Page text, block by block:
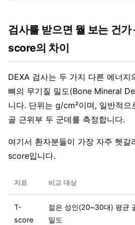
검사를 받으면 뭘 보는 건
score의 차이
DEXA 검사는 두 가지 다른 에너지
뼈의 무기질 밀도(Bone Mineral
니다. 단위는 g/cm²이며, 일반적으
골 근위부 두 군데를 측정합니다.
여기서 환자분들이 가장 자주 헷
score입니다.
지표 비교 대상
T-
score
젊은 성인(20~30대) 평균
밀도